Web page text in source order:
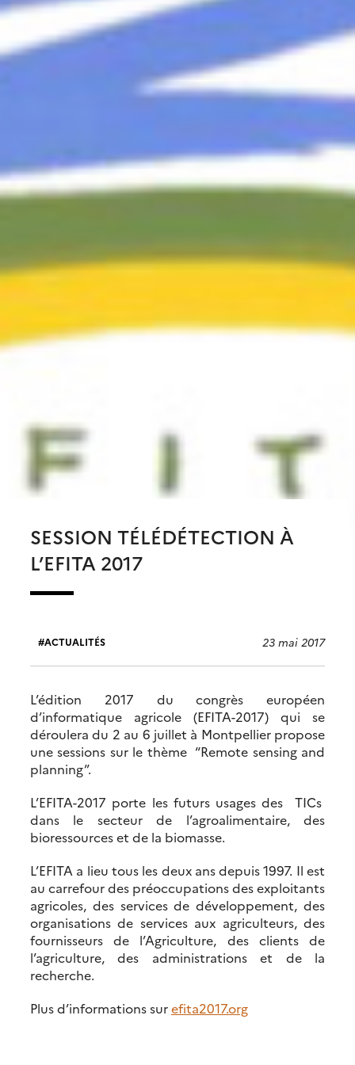
SESSION TÉLÉDÉTECTION À
L’EFITA 2017
ACTUALITÉS 23 mai 2017
L’édition 2017 du congrès européen
d’informatique agricole (EFITA-2017) qui se
déroulera du 2 au 6 juillet à Montpellier propose
une sessions sur le thème “Remote sensing and
planning”.
L’EFITA-2017 porte les futurs usages des TICs
dans le secteur de l’agroalimentaire, des
bioressources et de la biomasse.
L’EFITA a lieu tous les deux ans depuis 1997. Il est
au carrefour des préoccupations des exploitants
agricoles, des services de développement, des
organisations de services aux agriculteurs, des
fournisseurs de l’Agriculture, des clients de
l’agriculture, des administrations et de la
recherche.
Plus d’informations surefita2017.org